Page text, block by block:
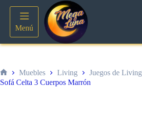
contenido
Menú
Inicio
Muebles Living
Juegos de Living
Sofá Celta 3 Cuerpos Marrón